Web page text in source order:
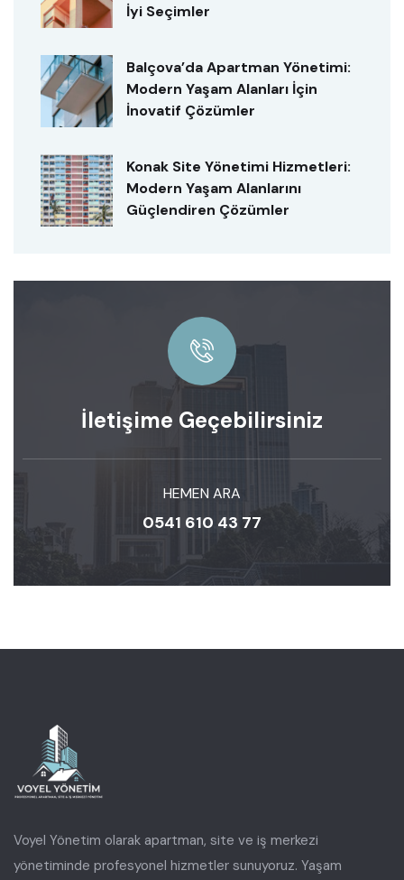
İyi Seçimler
Balçova’da Apartman Yönetimi:
Modern Yaşam Alanları İçin
İnovatif Çözümler
Konak Site Yönetimi Hizmetleri:
Modern Yaşam Alanlarını
Güçlendiren Çözümler
İletişime Geçebilirsiniz
HEMEN ARA
0541 610 43 77
Voyel Yönetim olarak apartman, site ve iş merkezi
yönetiminde profesyonel hizmetler sunuyoruz. Yaşam